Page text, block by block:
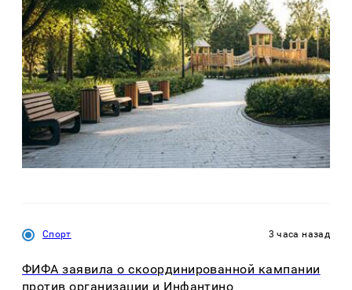
Спорт 3 часа назад
ФИФА заявила о скоординированной кампании
против организации и Инфантино